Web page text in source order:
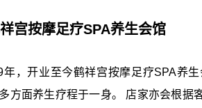
宫按摩足疗SPA养生会馆
，开业至今鹤祥宫按摩足疗SPA养
方面养生疗程于一身。 店家亦会根据